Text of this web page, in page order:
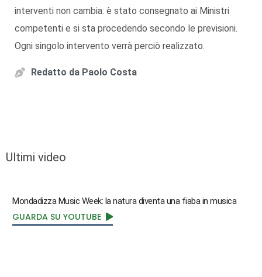
interventi non cambia: è stato consegnato ai Ministri
competenti e si sta procedendo secondo le previsioni.
Ogni singolo intervento verrà perciò realizzato.
Redatto da Paolo Costa
Ultimi video
Mondadizza Music Week: la natura diventa una fiaba in musica
GUARDA SU YOUTUBE